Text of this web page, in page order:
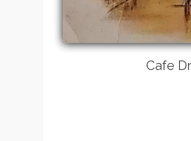
Cafe